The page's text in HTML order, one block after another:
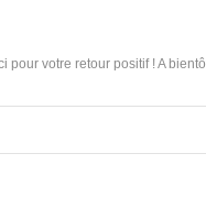
pour votre retour positif ! A